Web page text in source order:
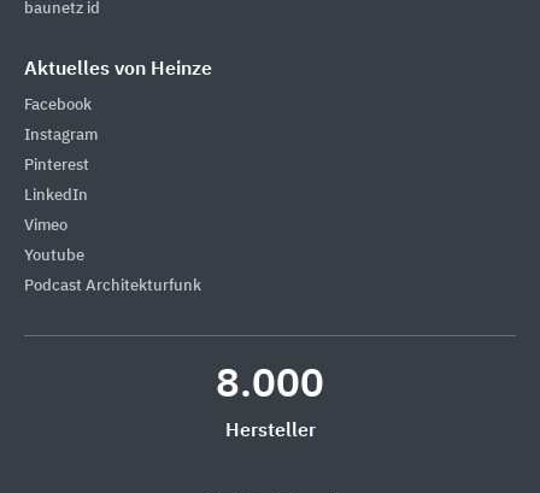
baunetz id
Aktuelles von Heinze
Facebook
Instagram
Pinterest
LinkedIn
Vimeo
Youtube
Podcast Architekturfunk
8.000
Hersteller